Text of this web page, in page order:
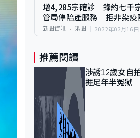
增4,285宗確診 錄約七千
管局停陪產服務 拒非染疫
新聞資訊 港聞 2022年02月16日
推薦閱讀
涉誘12歲女自
捱足年半冤獄